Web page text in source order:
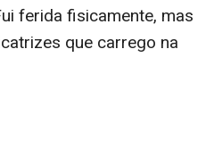
ferida fisicamente, mas
que carrego na